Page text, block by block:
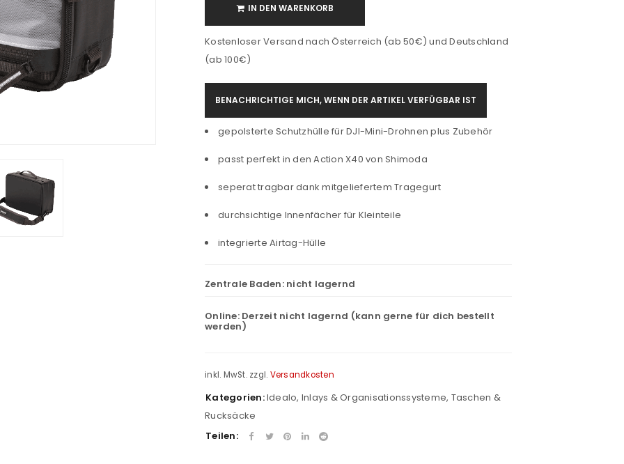
IN DEN WARENKORB
Kostenloser Versand nach Österreich (ab 50€) und Deutschland
(ab 100€)
BENACHRICHTIGE MICH, WENN DER ARTIKEL VERFÜGBAR IST
gepolsterte Schutzhülle für DJI-Mini-Drohnen plus Zubehör
passt perfekt in den Action X40 von Shimoda
seperat tragbar dank mitgeliefertem Tragegurt
durchsichtige Innenfächer für Kleinteile
integrierte Airtag-Hülle
Zentrale Baden: nicht lagernd
Online: Derzeit nicht lagernd (kann gerne für dich bestellt
werden)
inkl. MwSt. zzgl. Versandkosten
Kategorien:Idealo, Inlays & Organisationssysteme, Taschen &
Rucksäcke
Teilen: